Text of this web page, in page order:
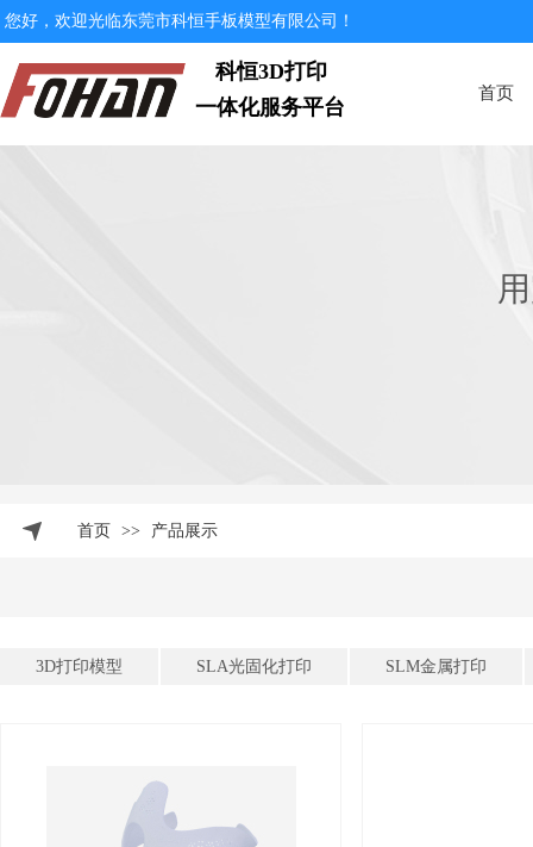
科恒3D打印
一体化服务平台
您好，欢迎光临东莞市科恒手板模型有限公司！
首页
首页 >> 产品展示
3D打印模型 SLA光固化打印 SLM金属打印